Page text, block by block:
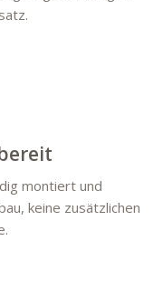
montiert und
keine zusätzlichen